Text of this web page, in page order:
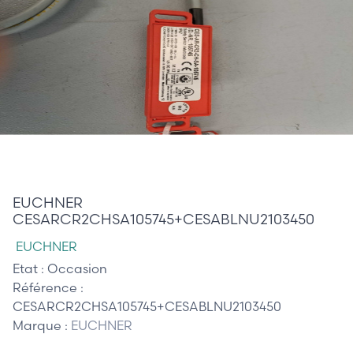
EUCHNER
CESARCR2CHSA105745+CESABLNU2103450
EUCHNER
Etat : Occasion
Référence :
CESARCR2CHSA105745+CESABLNU2103450
Marque : EUCHNER